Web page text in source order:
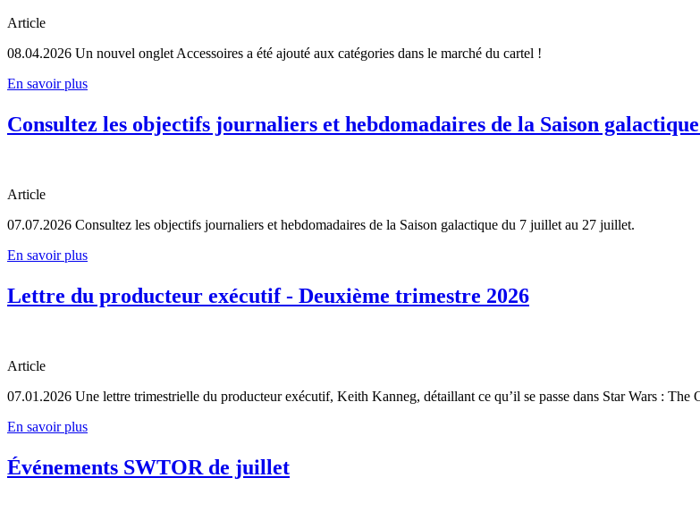
Article
08.04.2026 Un nouvel onglet Accessoires a été ajouté aux catégories dans le marché du cartel !
En savoir plus
Consultez les objectifs journaliers et hebdomadaires de la Saison
Article
07.07.2026 Consultez les objectifs journaliers et hebdomadaires de la Saison galactique du 7 juillet au 27 juillet.
En savoir plus
Lettre du producteur exécutif - Deuxième trimestre 2026
Article
07.01.2026 Une lettre trimestrielle du producteur exécutif, Keith Kanneg, détaillant ce qu’il se passe dans Star Wars :
En savoir plus
Événements SWTOR de juillet